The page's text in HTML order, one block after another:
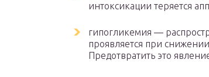
интоксикации теряется
гипогликемия —
проявляется при
Предотвратить это